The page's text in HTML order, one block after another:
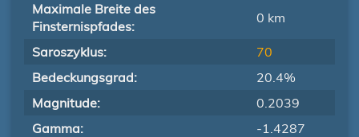
Maximale Breite des
Finsternispfades:
0 km
Saroszyklus:
70
Bedeckungsgrad:
20.4%
Magnitude:
0.2039
Gamma:
-1.4287